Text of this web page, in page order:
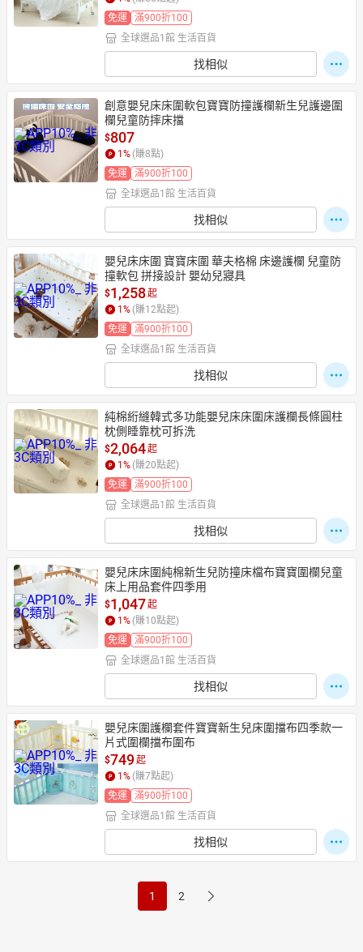
免運
滿900折100
全球選品1館 生活百貨
找相似
創意嬰兒床床圍軟包寶寶防撞護欄新生兒護邊圍
欄兒童防摔床擋
$807
1 % (賺8點)
免運
滿900折100
全球選品1館 生活百貨
找相似
嬰兒床床圍 寶寶床圍 華夫格棉 床邊護欄 兒童防
撞軟包 拼接設計 嬰幼兒寢具
$1,258起
1 % (賺12點起)
免運
滿900折100
全球選品1館 生活百貨
找相似
純棉絎縫韓式多功能嬰兒床床圍床護欄長條圓柱
枕側睡靠枕可拆洗
$2,064起
1 % (賺20點起)
免運
滿900折100
全球選品1館 生活百貨
找相似
嬰兒床床圍純棉新生兒防撞床檔布寶寶圍欄兒童
床上用品套件四季用
$1,047起
1 % (賺10點起)
免運
滿900折100
全球選品1館 生活百貨
找相似
嬰兒床圍護欄套件寶寶新生兒床圍擋布四季款一
片式圍欄擋布圍布
$749起
1 % (賺7點起)
免運
滿900折100
全球選品1館 生活百貨
找相似
1 2